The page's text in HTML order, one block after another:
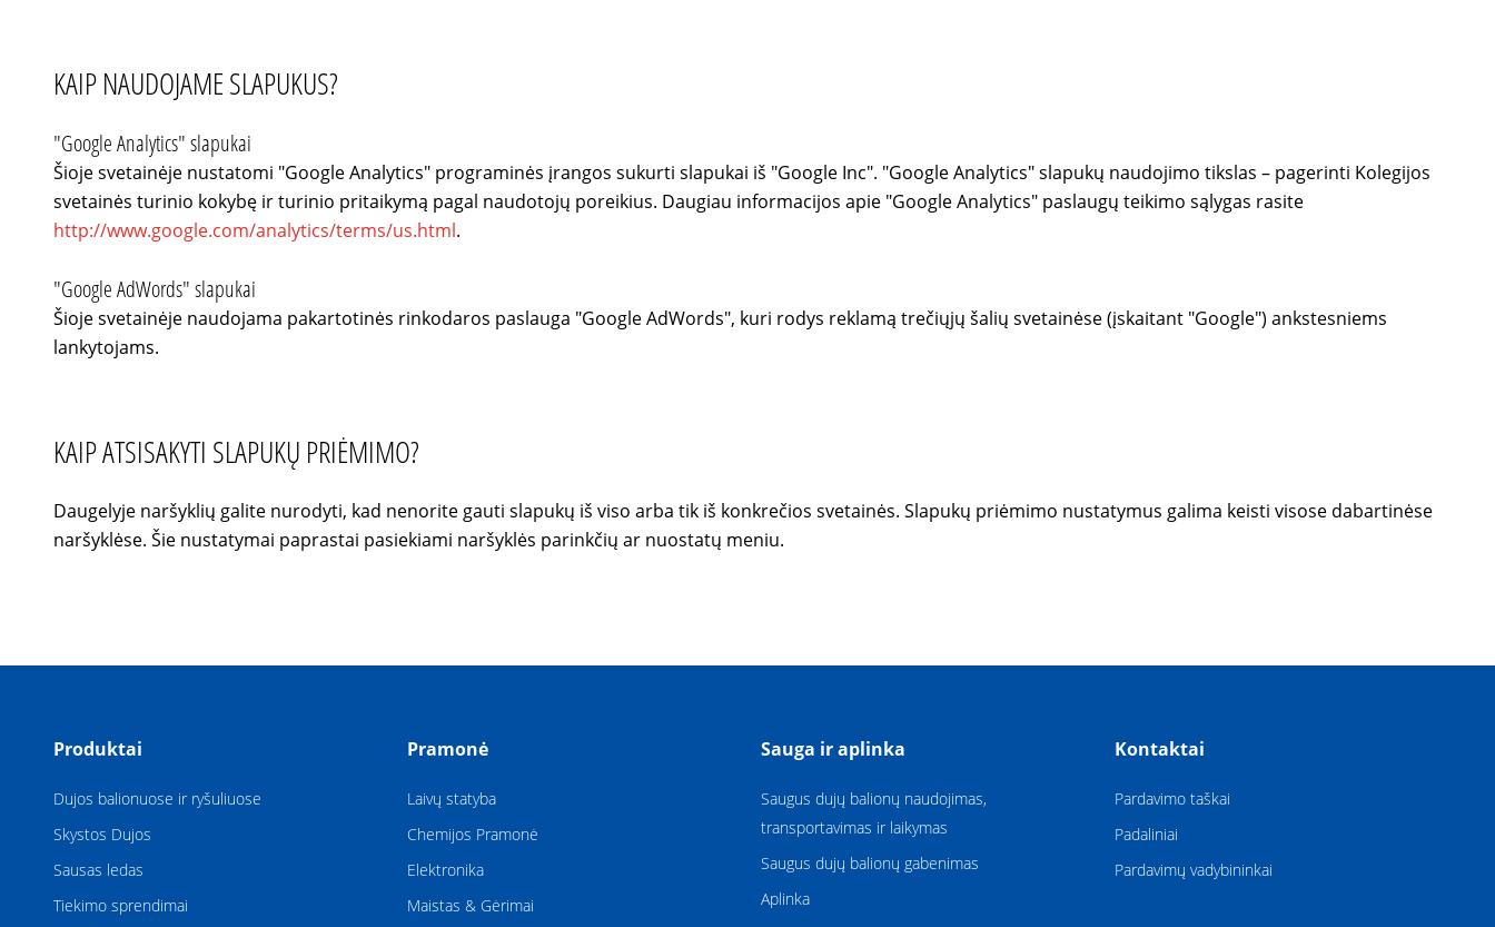
KAIP NAUDOJAME SLAPUKUS?
"Google Analytics" slapukai
Šioje svetainėje nustatomi "Google Analytics" programinės įrangos sukurti slapukai iš "Google Inc". "Google Analytics" slapukų naudojimo tikslas – pagerinti Kolegijos
svetainės turinio kokybę ir turinio pritaikymą pagal naudotojų poreikius. Daugiau informacijos apie "Google Analytics" paslaugų teikimo sąlygas rasite
http://www.google.com/analytics/terms/us.html.
"Google AdWords" slapukai
Šioje svetainėje naudojama pakartotinės rinkodaros paslauga "Google AdWords", kuri rodys reklamą trečiųjų šalių svetainėse (įskaitant "Google") ankstesniems
lankytojams.
KAIP ATSISAKYTI SLAPUKŲ PRIĖMIMO?
Daugelyje naršyklių galite nurodyti, kad nenorite gauti slapukų iš viso arba tik iš konkrečios svetainės. Slapukų priėmimo nustatymus galima keisti visose dabartinėse
naršyklėse. Šie nustatymai paprastai pasiekiami naršyklės parinkčių ar nuostatų meniu.
Produktai
Dujos balionuose ir ryšuliuose
Skystos Dujos
Sausas ledas
Tiekimo sprendimai
Pramonė
Laivų statyba
Chemijos Pramonė
Elektronika
Maistas & Gėrimai
Sauga ir aplinka
Saugus dujų balionų naudojimas,
transportavimas ir laikymas
Saugus dujų balionų gabenimas
Aplinka
Kontaktai
Pardavimo taškai
Padaliniai
Pardavimų vadybininkai